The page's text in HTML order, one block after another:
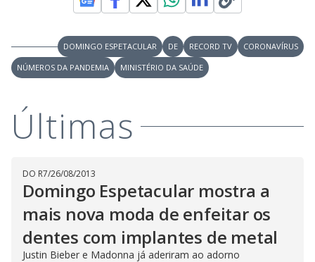
V
i
d
e
o
o
DOMINGO ESPETACULAR DE RECORD TV
CORONAVÍRUS
NÚMEROS DA PANDEMIA
MINISTÉRIO DA SAÚDE
Últimas
DO R7/26/08/2013
Domingo Espetacular mostra a
mais nova moda de enfeitar os
dentes com implantes de metal
Justin Bieber e Madonna já aderiram ao adorno